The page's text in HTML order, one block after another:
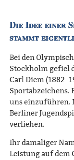
Die Idee einer
stammt
Bei den
Stockholm gefiel
Carl Diem
Sportabzeichens.
uns einzuführen.
Berliner
verliehen.
Ihr damaliger
Leistung auf dem